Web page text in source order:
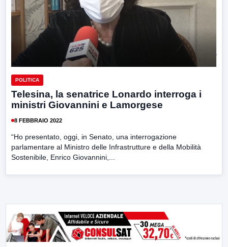
POLITICA
Telesina, la senatrice Lonardo interroga i
ministri Giovannini e Lamorgese
8 FEBBRAIO 2022
“Ho presentato, oggi, in Senato, una interrogazione
parlamentare al Ministro delle Infrastrutture e della Mobilità
Sostenibile, Enrico Giovannini,...